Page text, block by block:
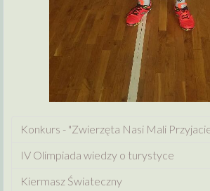
Konkurs - "Zwierzęta Nasi Mali
IV Olimpiada wiedzy o turystyce
Kiermasz Świateczny